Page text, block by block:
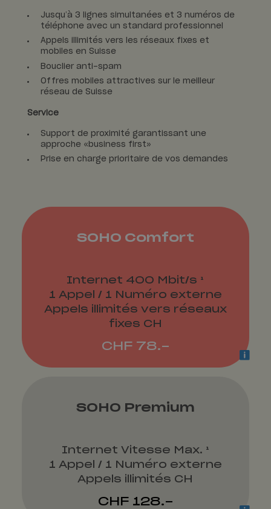
Jusqu’à 3 lignes simultanées et 3 numéros de
téléphone avec un standard professionnel
Appels illimités vers les réseaux fixes et
mobiles en Suisse
Bouclier anti-spam
Offres mobiles attractives sur le meilleur
réseau de Suisse
Service
Support de proximité garantissant une
approche «business first»
Prise en charge prioritaire de vos demandes
SOHO Comfort
Internet 400 Mbit/s ¹
1 Appel / 1 Numéro externe
Appels illimités vers réseaux
fixes CH
CHF 78.-
SOHO Premium
Internet Vitesse Max. ¹
1 Appel / 1 Numéro externe
Appels illimités CH
CHF 128.-